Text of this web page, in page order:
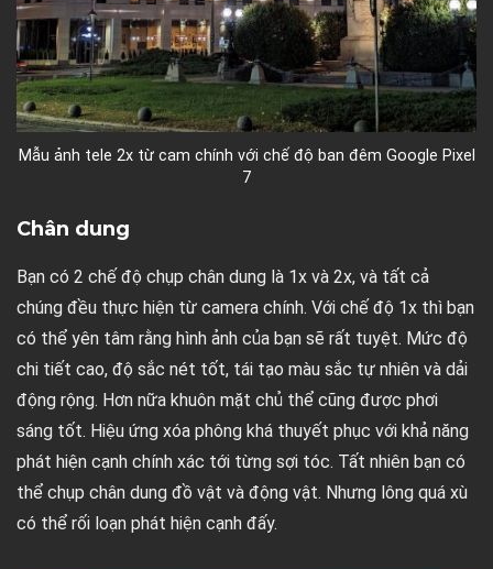
Mẫu ảnh tele 2x từ cam chính với chế độ ban đêm Google Pixel
7
Chân dung
Bạn có 2 chế độ chụp chân dung là 1x và 2x, và tất cả
chúng đều thực hiện từ camera chính. Với chế độ 1x thì bạn
có thể yên tâm rằng hình ảnh của bạn sẽ rất tuyệt. Mức độ
chi tiết cao, độ sắc nét tốt, tái tạo màu sắc tự nhiên và dải
động rộng. Hơn nữa khuôn mặt chủ thể cũng được phơi
sáng tốt. Hiệu ứng xóa phông khá thuyết phục với khả năng
phát hiện cạnh chính xác tới từng sợi tóc. Tất nhiên bạn có
thể chụp chân dung đồ vật và động vật. Nhưng lông quá xù
có thể rối loạn phát hiện cạnh đấy.